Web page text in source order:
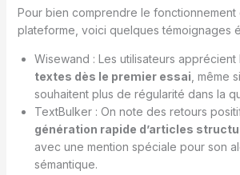
Pour bien comprendre le fonctionnement
plateforme, voici quelques témoignages
Wisewand : Les utilisateurs apprécient
textes dès le premier essai , même
souhaitent plus de régularité dans la
TextBulker : On note des retours
génération rapide d’articles
avec une mention spéciale pour son
sémantique.